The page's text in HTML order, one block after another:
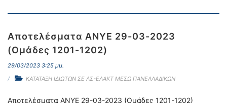
Αποτελέσματα ΑΝΥΕ 29-03-2023
(Ομάδες 1201-1202)
29/03/2023 3:25 μμ.
ΚΑΤΑΤΑΞΗ ΙΔΙΩΤΩΝ ΣΕ ΛΣ-ΕΛΑΚΤ ΜΕΣΩ ΠΑΝΕΛΛΑΔΙΚΩΝ
Αποτελέσματα ΑΝΥΕ 29-03-2023 (Ομάδες 1201-1202)